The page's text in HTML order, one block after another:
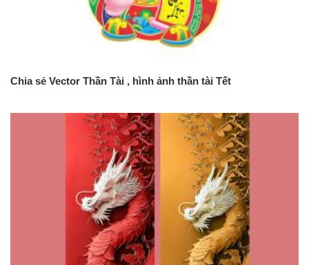
Chia sẻ Vector Thần Tài , hình ảnh thần tài Tết